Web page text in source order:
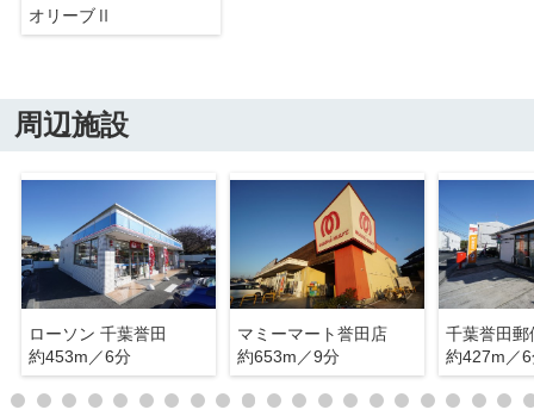
オリーブⅡ
周辺施設
ローソン 千葉誉田
約453m／6分
マミーマート誉田店
約653m／9分
千葉誉田郵
約427m／